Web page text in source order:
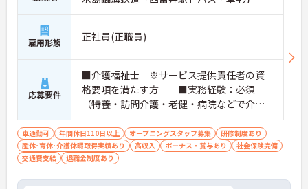
雇用形態 正社員(正職員)
応募要件
■介護福祉士 ※サービス提供責任者の資
格要項を満たす方 ■実務経験：必須
（特養・訪問介護・老健・病院などで介護
の実務経験が3年程度ある方） ※サ責：未
経験可
車通勤可 年間休日110日以上 オープニングスタッフ募集
研修制度あり
産休･育休･介護休暇取得実績あり
高収入 ボーナス・賞与あり
社会保険完備
交通費支給
退職金制度あり